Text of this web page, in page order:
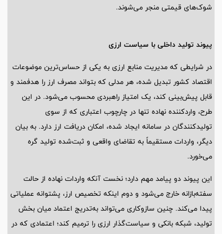
شوک‌های قیمتی منجر می‌شوند.
پیوند تولید داخلی با سیاست ارزی
در شرایطی که مدیریت منابع ارزی به یکی از حساس‌ترین موضوعات
اقتصاد کشور تبدیل شده، هر مدلی که بتواند مصرف ارز را هدفمند و
قابل پیش‌بینی کند، یک امتیاز راهبردی محسوب می‌شود. در این
طرح، واردکننده نهاده تنها در چارچوب اعتباری که از سوی
تولیدکنندگان در سامانه ایجاد شده، امکان دریافت ارز دارد. به بیان
دیگر، واردات مستقیماً به تقاضای واقعی و ثبت‌شده تولید گره
می‌خورد.
این پیوند دو پیامد مهم دارد؛ نخست آنکه واردات نهاده از حالت
سفته‌بازانه خارج می‌شود و دوم اینکه تخصیص ارز، پشتوانه عملیاتی
پیدا می‌کند. چنین سازوکاری می‌تواند به‌تدریج اعتماد میان بخش
تولید، شبکه بانکی و سیاست‌گذار ارزی را ترمیم کند؛ اعتمادی که در